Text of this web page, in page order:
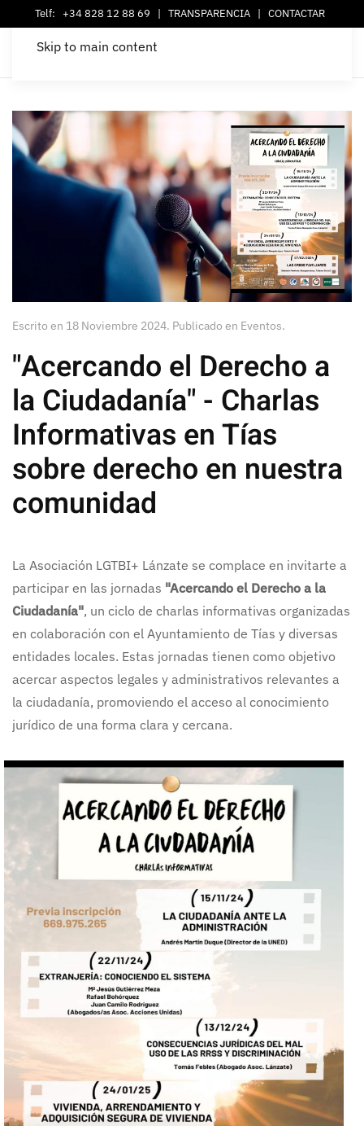
Telf: +34 828 12 88 69 | TRANSPARENCIA | CONTACTAR
Skip to main content
Escrito en 18 Noviembre 2024. Publicado en Eventos.
"Acercando el Derecho a
la Ciudadanía" - Charlas
Informativas en Tías
sobre derecho en nuestra
comunidad
La Asociación LGTBI+ Lánzate se complace en invitarte a
participar en las jornadas "Acercando el Derecho a la
Ciudadanía", un ciclo de charlas informativas organizadas
en colaboración con el Ayuntamiento de Tías y diversas
entidades locales. Estas jornadas tienen como objetivo
acercar aspectos legales y administrativos relevantes a
la ciudadanía, promoviendo el acceso al conocimiento
jurídico de una forma clara y cercana.